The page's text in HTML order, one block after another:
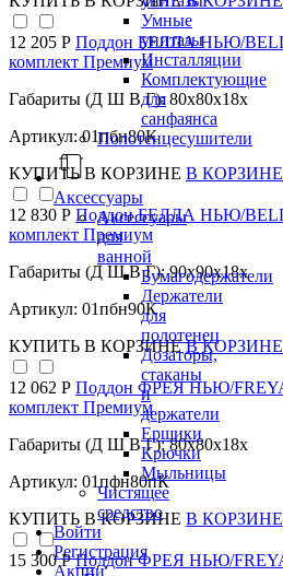
Умные
унитазы
Инсталляции
Комплектующие
для
санфаянса
Полотенцесушители
Аксессуары
Аксессуары
для
ванной
Бумагодержатели
Держатели
для
полотенец
Дозаторы,
стаканы
и
держатели
Ершики
Крючки
Мыльницы
Чистящее
средство
Войти
Регистрация
Акции
12 205 Р Поддон БЕЛЛА НЬЮ/
комплект Премиум
Габариты (Д Ш В Г): 80x80x18x
Артикул: 01пбн80К
КУПИТЬ В КОРЗИНЕ В КОРЗИНЕ
12 830 Р Поддон БЕЛЛА НЬЮ/
комплект Премиум
Габариты (Д Ш В Г): 90x90x18x
Артикул: 01пбн90К
КУПИТЬ В КОРЗИНЕ В КОРЗИНЕ
12 062 Р Поддон ФРЕЯ НЬЮ/FREYA
комплект Премиум
Габариты (Д Ш В Г): 80x80x18x
Артикул: 01пфн80пК
КУПИТЬ В КОРЗИНЕ В КОРЗИНЕ
15 300 РПоддон ФРЕЯ НЬЮ/FREYA